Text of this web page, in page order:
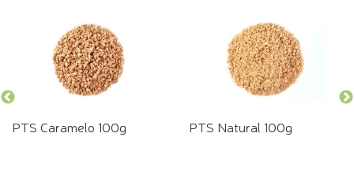
PTS Caramelo 100g PTS Natural 100g